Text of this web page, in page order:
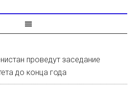
проведут заседание
до конца года